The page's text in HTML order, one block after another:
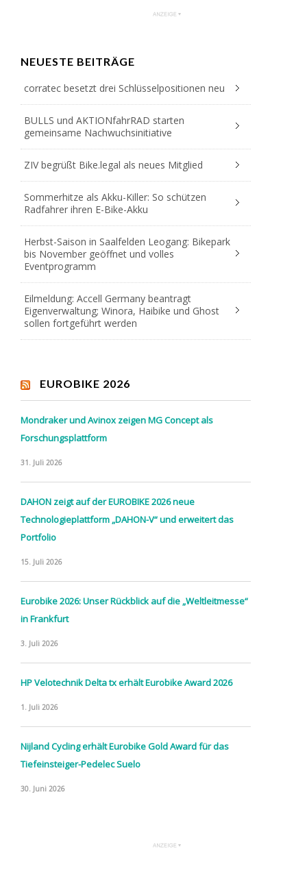
NEUESTE BEITRÄGE
corratec besetzt drei Schlüsselpositionen neu
BULLS und AKTIONfahrRAD starten
gemeinsame Nachwuchsinitiative
ZIV begrüßt Bike.legal als neues Mitglied
Sommerhitze als Akku-Killer: So schützen
Radfahrer ihren E-Bike-Akku
Herbst-Saison in Saalfelden Leogang: Bikepark
bis November geöffnet und volles
Eventprogramm
Eilmeldung: Accell Germany beantragt
Eigenverwaltung; Winora, Haibike und Ghost
sollen fortgeführt werden
EUROBIKE 2026
Mondraker und Avinox zeigen MG Concept als
Forschungsplattform
31. Juli 2026
DAHON zeigt auf der EUROBIKE 2026 neue
Technologieplattform „DAHON-V“ und erweitert das
Portfolio
15. Juli 2026
Eurobike 2026: Unser Rückblick auf die „Weltleitmesse“
in Frankfurt
3. Juli 2026
HP Velotechnik Delta tx erhält Eurobike Award 2026
1. Juli 2026
Nijland Cycling erhält Eurobike Gold Award für das
Tiefeinsteiger-Pedelec Suelo
30. Juni 2026